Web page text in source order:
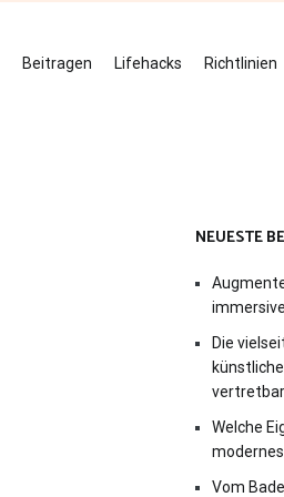
Beitragen Lifehacks Richtlinien
NEUESTE
Die
Welche
Vom